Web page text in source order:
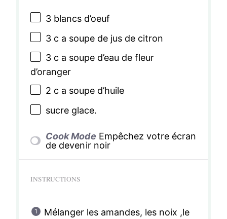
3blancs d’oeuf
3c a soupe de jus de citron
3c a soupe d’eau de fleur
d’oranger
2 c a soupe d’huile
sucre glace.
Cook Mode Empêchez votre écran
de devenir noir
INSTRUCTIONS
Mélanger les amandes, les noix ,le